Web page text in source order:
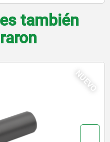
también
NUEVO